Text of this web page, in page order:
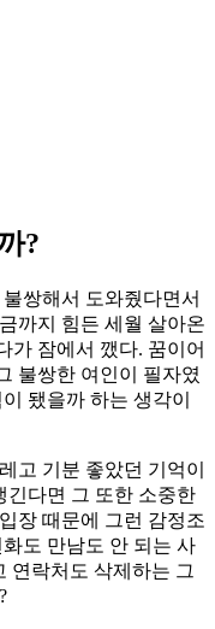
?
쌍해서 도와줬다면서
까지 힘든 세월 살아온
가 잠에서 깼다. 꿈이어
불쌍한 여인이 필자였
됐을까 하는 생각이
고 기분 좋았던 기억이
긴다면 그 또한 소중한
장 때문에 그런 감정조
도 만남도 안 되는 사
연락처도 삭제하는 그